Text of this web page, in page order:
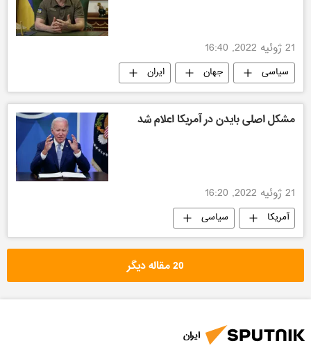
21 ژوئیه 2022, 16:40
سیاسی جهان ایران
مشکل اصلی بایدن در آمریکا اعلام شد
21 ژوئیه 2022, 16:20
آمریکا سیاسی
20 مقاله دیگر
ایران